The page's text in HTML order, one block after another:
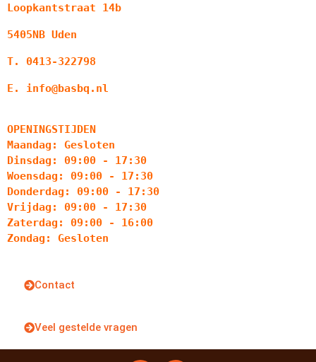
Loopkantstraat 14b
5405NB Uden
T. 0413-322798
E. info@basbq.nl
OPENINGSTIJDEN
Maandag: Gesloten
Dinsdag: 09:00 - 17:30
Woensdag: 09:00 - 17:30
Donderdag: 09:00 - 17:30
Vrijdag: 09:00 - 17:30
Zaterdag: 09:00 - 16:00
Zondag: Gesloten
Contact
Veel gestelde vragen